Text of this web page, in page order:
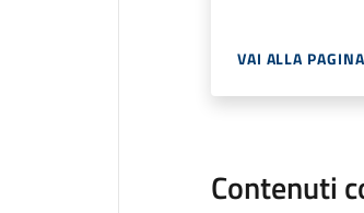
VAI ALLA PAGINA
Contenuti